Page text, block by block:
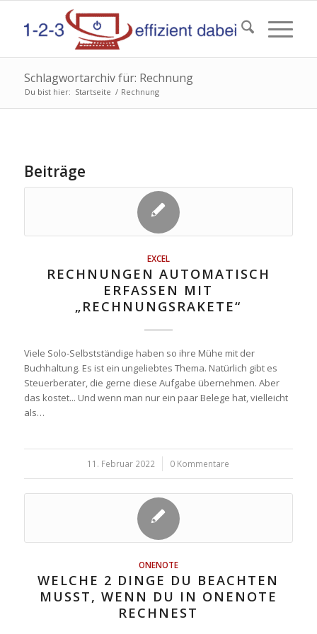
Schlagwortarchiv für: Rechnung
Du bist hier: Startseite / Rechnung
Beiträge
EXCEL
RECHNUNGEN AUTOMATISCH
ERFASSEN MIT
„RECHNUNGSRAKETE“
Viele Solo-Selbstständige haben so ihre Mühe mit der
Buchhaltung. Es ist ein ungeliebtes Thema. Natürlich gibt es
Steuerberater, die gerne diese Aufgabe übernehmen. Aber
das kostet... Und wenn man nur ein paar Belege hat, vielleicht
als…
11. Februar 2022
/ 0 Kommentare
ONENOTE
WELCHE 2 DINGE DU BEACHTEN
MUSST, WENN DU IN ONENOTE
RECHNEST